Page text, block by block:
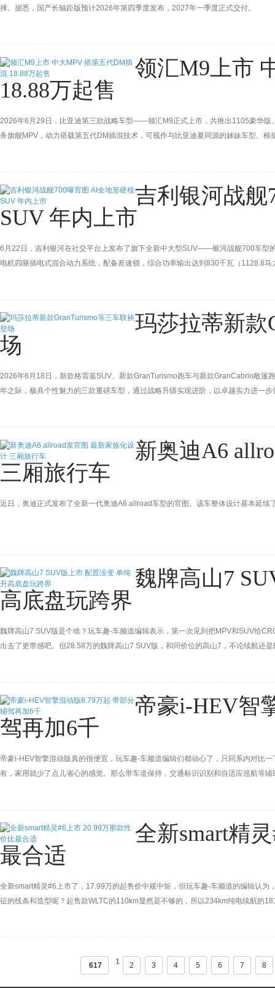
择。据悉，国产长轴距版预计2026年第四季度发布，2027年一季度正式交付。
领汇M9上市
18.88万起售
2026年6月29日，比亚迪第三款战略车型——领汇M9正式上市，共推出1105豪华
务旗舰MPV，动力搭载第五代DM插混技术，可视作与比亚迪夏同源的姊妹车型。
吉利银河战舰
SUV 年内上市
6月22日，吉利银河在社交平台上发布了旗下全新中大型SUV——银河战舰700车型
电机四驱插电式混合动力系统，配备差速锁，综合功率输出达到830千瓦（1128.8
玛莎拉蒂新款
场
2026年6月18日，新款格雷嘉SUV、新款GranTurismo跑车与新款GranCabrio敞篷
年之际，极具个性魅力的三款重磅车型，通过战略升级实现进阶，以卓越实力进一
新奥迪A6
三厢旅行车
近日，奥迪正式发布了全新一代奥迪A6 allroad车型的官图。该车整体设计基本延
魏牌高山7
高底盘玩跨界
魏牌高山7 SUV版是个啥？玩车趣-车频道编辑表示，第一次见到把MPV和SUV给
出去了更带感吧。但28.58万的魏牌高山7 SUV版，和同价位的高山7，不论续航还
帝豪i-HEV智
驾再加6千
帝豪i-HEV智擎混动版真的很便宜，玩车趣-车频道编辑们都动心了，只同系内对比
有，家用就少了点儿省心的感觉。那么带车道保持，交通标识识别和自适应巡航等
全新smart精
最合适
全新smart精灵#6上市了，17.99万的起售价中规中矩，但玩车趣-车频道的编辑认
征的线条和造型呢？起售款WLTC的110km显然是不够的，所以234km纯电续航的
617 1 2 3 4 5 6 7 8